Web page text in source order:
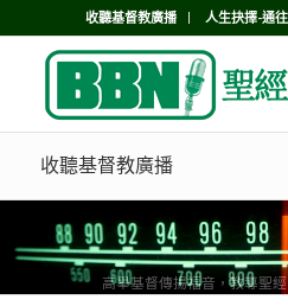
收聽基督教廣播 人生抉擇-通
收聽基督教廣播
高舉基督傳揚福音，教導聖